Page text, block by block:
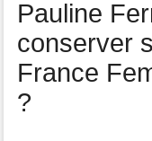
Joao Almeida a
Pauline
conserver
France
?